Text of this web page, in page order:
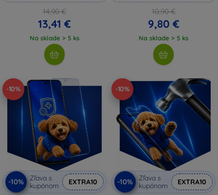
14,90 €
13,41 €
Na sklade > 5 ks
10,90 €
9,80 €
Na sklade > 5 ks
-10%
-10%
Zľava s
kupónom
EXTRA10
-10%
-10%
Zľava s
kupónom
EXTRA10